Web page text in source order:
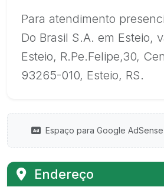
Para atendimento
Do Brasil S.A. em Esteio,
Esteio, R.Pe.Felipe,30,
93265-010, Esteio, RS.
Espaço para Google
Endereço